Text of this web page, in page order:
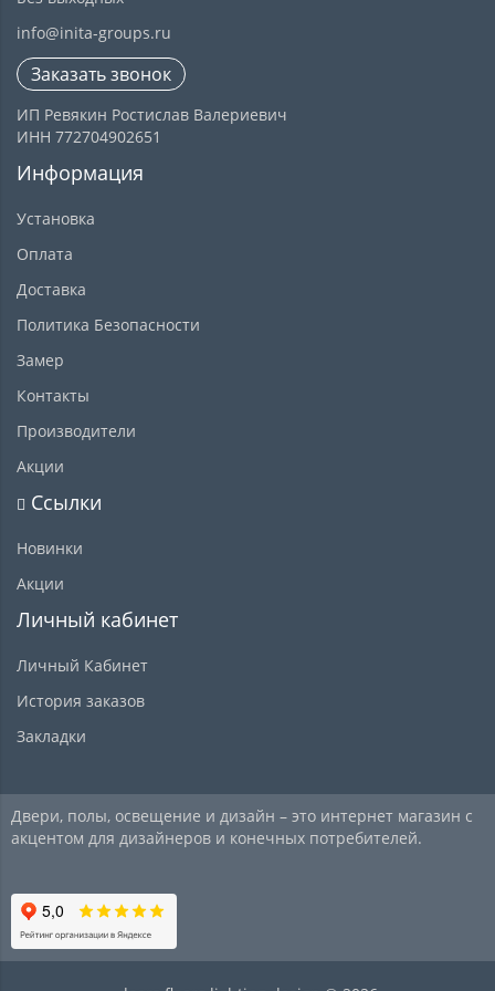
info@inita-groups.ru
Заказать звонок
ИП Ревякин Ростислав Валериевич
ИНН 772704902651
Информация
Установка
Оплата
Доставка
Политика Безопасности
Замер
Контакты
Производители
Акции
Ссылки
Новинки
Акции
Личный кабинет
Личный Кабинет
История заказов
Закладки
Двери, полы, освещение и дизайн – это интернет магазин с
акцентом для дизайнеров и конечных потребителей.